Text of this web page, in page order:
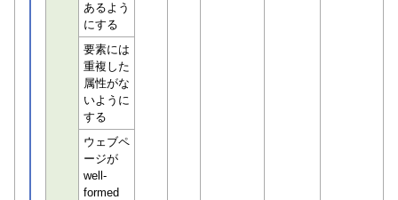
あるよう
にする
要素には
重複した
属性がな
いように
する
ウェブペ
ージが
well-
formed